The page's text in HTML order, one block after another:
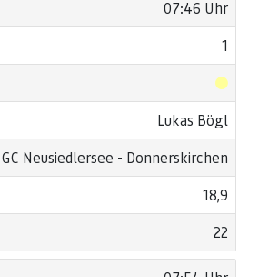
07:46 Uhr
1
Lukas Bögl
GC Neusiedlersee - Donnerskirchen
18,9
22